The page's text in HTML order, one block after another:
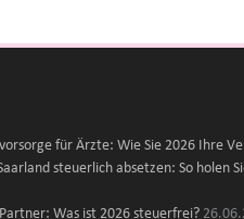
für Ärzte: Wie Sie 2026 Ihre
steuerlich absetzen: So holen
Was ist 2026 steuerfrei?